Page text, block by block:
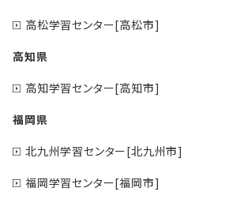
高松学習センター[高松市]
高知県
高知学習センター[高知市]
福岡県
北九州学習センター[北九州市]
福岡学習センター[福岡市]